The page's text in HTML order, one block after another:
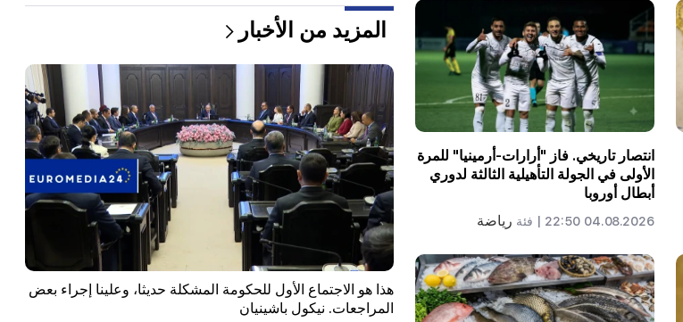
انتصار تاريخي. فاز "أرارات-أرمينيا" للمرة
الأولى في الجولة التأهيلية الثالثة لدوري
أبطال أوروبا
04.08.2026 22:50 | فئة رياضة
حياة يريفان على المذبح. فاردانيان يتحدث عن جودة الهواء
في يريفان (فيديو)
21:16
إنهم يحاولون إسكاتي بهذه الطريقة، لأنهم لا ينجحون في ذلك
في مجلس الأمة. إدغار غازاريان
20:30
كوتشاريان، وسركسيان، و"إينادو" لتير بيتروسيان. هذه
الحكومة لا تفعل شيئا للبلاد (فيديو)
20:05
اتهام جديد ضد جاجيك تساروكيان. ترامب يختار خليفته
(فيديو)
19:37 مهم
الحرية لجميع الأرمن في سجون باكو. ابراهاميان
المزيد من الأخبار
هذا هو الاجتماع الأول للحكومة المشكلة حديثا، وعلينا إجراء بعض
المراجعات. نيكول باشينيان